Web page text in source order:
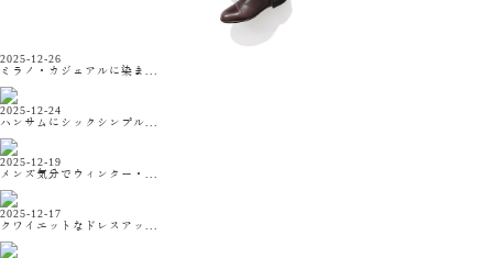
2025-12-26
ミラノ・カジュアルに染ま...
2025-12-24
ハンサムにシックシンプル...
2025-12-19
メンズ気分でウィンター・...
2025-12-17
クワイエットなドレスアッ...